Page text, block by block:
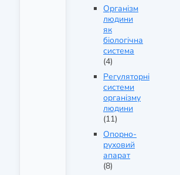
Організм
людини
як
біологічна
система
(4)
Регуляторні
системи
організму
людини
(11)
Опорно-
руховий
апарат
(8)